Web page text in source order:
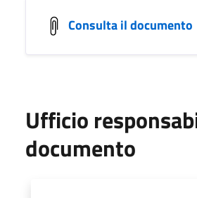
Consulta il documento
Ufficio
documento